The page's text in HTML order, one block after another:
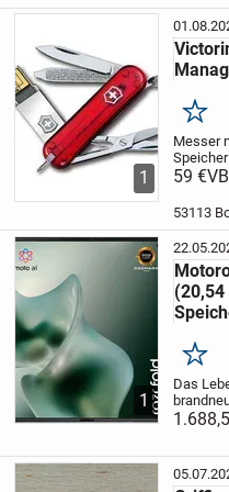
PRIVATVERKAUF:
„Der Verkauf erfolgt unter
leistung“
Bei Kauf dieses Artikels
damit einverstanden, auf
Rückgaberechte oder
Erwerb von
völlig zu verzichten
Bitte um Verständnis…!
Für ihre Zufriedenheit bin
Fragen gerne zur Verfügung
1
Messer
Speicher
Messer
59 €VB
53113
1
(20,54
Das
mit ihm.